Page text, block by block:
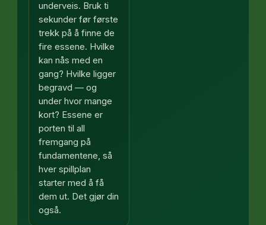
underveis. Bruk ti
sekunder før første
trekk på å finne de
fire essene. Hvilke
kan nås med en
gang? Hvilke ligger
begravd — og
under hvor mange
kort? Essene er
porten til all
fremgang på
fundamentene, så
hver spillplan
starter med å få
dem ut. Det gjør din
også.